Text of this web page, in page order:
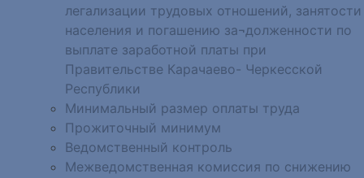
легализации трудовых отношений, занятости
населения и погашению за¬долженности по
выплате заработной платы при
Правительстве Карачаево- Черкесской
Республики
Минимальный размер оплаты труда
Прожиточный минимум
Ведомственный контроль
Межведомственная комиссия по снижению